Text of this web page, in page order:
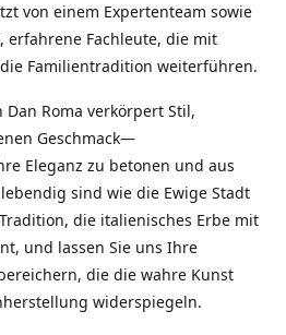
von einem Expertenteam sowie
erfahrene Fachleute, die mit
Familientradition weiterführen.
Dan Roma verkörpert Stil,
Geschmack—
Eleganz zu betonen und aus
sind wie die Ewige Stadt
die italienisches Erbe mit
und lassen Sie uns Ihre
die die wahre Kunst
widerspiegeln.